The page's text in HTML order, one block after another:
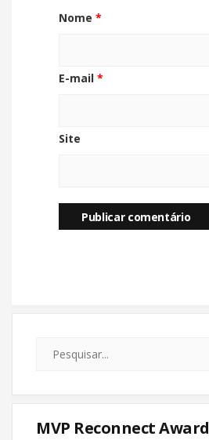
Nome *
E-mail *
Site
MVP Reconnect Award